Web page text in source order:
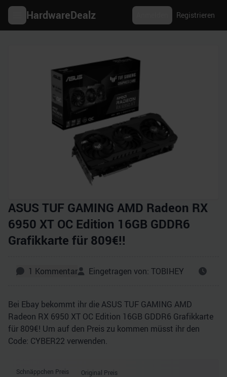
HardwareDealz Registrieren
ASUS TUF GAMING AMD Radeon RX
6950 XT OC Edition 16GB GDDR6
Grafikkarte für 809€!!
1 Kommentar Eingetragen von: TOBIHEY
Bei Ebay bekommt ihr die ASUS TUF GAMING AMD
Radeon RX 6950 XT OC Edition 16GB GDDR6 Grafikkarte
für 809€! Um auf den Preis zu kommen müsst ihr den
Code: CYBER22 verwenden.
Schnäppchen Preis Original Preis